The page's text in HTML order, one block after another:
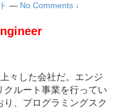
— No Comments ↓
々した会社だ。エンジ
クルート事業を行ってい
、プログラミングスク